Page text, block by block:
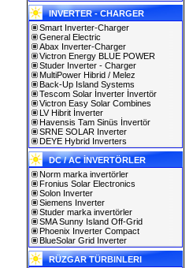
INVERTER - CHARGER
Smart Inverter-Charger
General Electric
Abax Inverter-Charger
Victron Energy BLUE POWER
Studer Inverter - Charger
MultiPower Hibrid / Melez
Back-Up Island Systems
Tescom Solar İnverter İnvertör
Victron Easy Solar Combines
LV Hibrit İnverter
Havensis Tam Sinüs İnvertör
SRNE SOLAR Inverter
DEYE Hybrid Inverters
DC / AC İNVERTÖRLER
Norm marka invertörler
Fronius Solar Electronics
Solon Inverter
Siemens Inverter
Studer marka invertörler
SMA Sunny Island Off-Grid
Phoenix Inverter Compact
BlueSolar Grid Inverter
RÜZGAR TÜRBINLERI